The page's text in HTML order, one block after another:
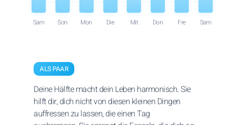
Sam Son Mon Die Mit Don Fre Sam
ALS PAAR
Deine Hälfte macht dein Leben harmonisch. Sie
hilft dir, dich nicht von diesen kleinen Dingen
auffressen zu lassen, die einen Tag